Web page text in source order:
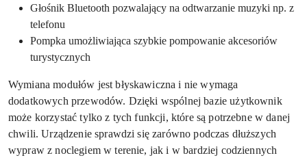
Głośnik Bluetooth pozwalający na odtwarzanie muzyki np. z
telefonu
Pompka umożliwiająca szybkie pompowanie akcesoriów
turystycznych
Wymiana modułów jest błyskawiczna i nie wymaga
dodatkowych przewodów. Dzięki wspólnej bazie użytkownik
może korzystać tylko z tych funkcji, które są potrzebne w danej
chwili. Urządzenie sprawdzi się zarówno podczas dłuższych
wypraw z noclegiem w terenie, jak i w bardziej codziennych